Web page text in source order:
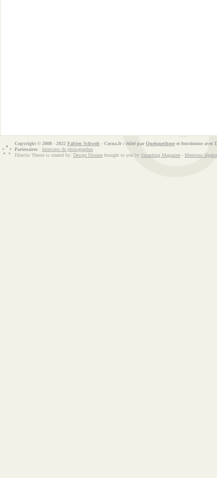
Copyright © 2008 - 2022 Fabien Schwob - Cocoa.fr : édité par Quelquechose et fonctionne avec
Partenaires : Interview de photographes
Dilectio Theme is created by: Design Disease brought to you by Smashing Magazine - Mentions légales